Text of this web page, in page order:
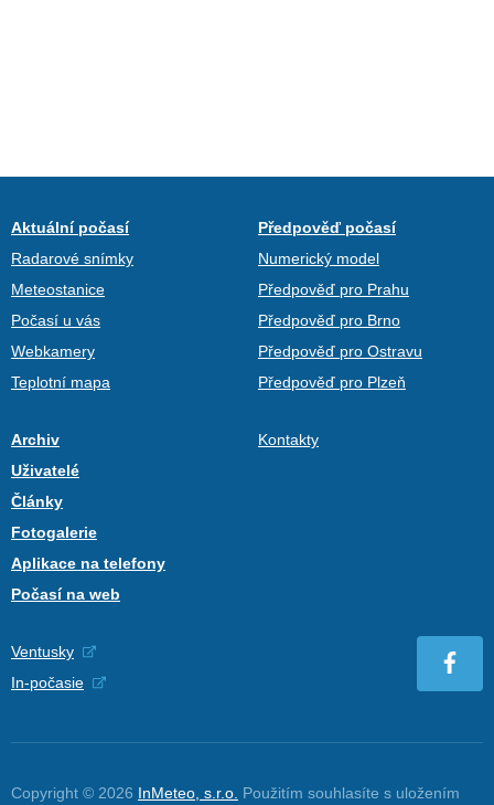
Aktuální počasí
Radarové snímky
Meteostanice
Počasí u vás
Webkamery
Teplotní mapa
Předpověď počasí
Numerický model
Předpověď pro Prahu
Předpověď pro Brno
Předpověď pro Ostravu
Předpověď pro Plzeň
Archiv
Uživatelé
Články
Fotogalerie
Aplikace na telefony
Počasí na web
Kontakty
Ventusky
In-počasie
Copyright © 2026 InMeteo, s.r.o. Použitím souhlasíte s uložením